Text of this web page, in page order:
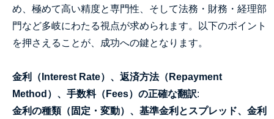
め、極めて高い精度と専門性、そして法務・財務・経理部
門など多岐にわたる視点が求められます。以下のポイント
を押さえることが、成功への鍵となります。
金利（Interest Rate）、返済方法（Repayment
Method）、手数料（Fees）の正確な翻訳:
金利の種類（固定・変動）、基準金利とスプレッド、金利